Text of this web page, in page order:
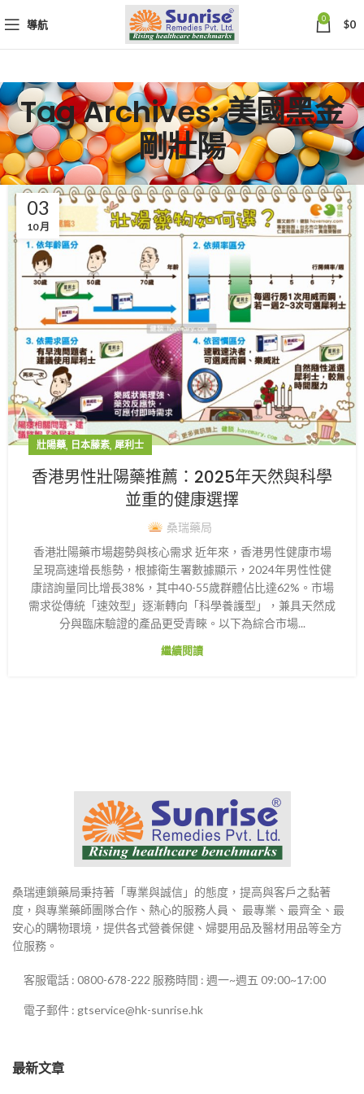
導航 0 $0
Tag Archives: 美國黑金
剛壯陽
03
10 月
壯陽藥, 日本藤素, 犀利士
香港男性壯陽藥推薦：2025年天然與科學
並重的健康選擇
桑瑞藥局
香港壯陽藥市場趨勢與核心需求 近年來，香港男性健康市場
呈現高速增長態勢，根據衛生署數據顯示，2024年男性性健
康諮詢量同比增長38%，其中40-55歲群體佔比達62%。市場
需求從傳統「速效型」逐漸轉向「科學養護型」，兼具天然成
分與臨床驗證的產品更受青睞。以下為綜合市場...
繼續閱讀
桑瑞連鎖藥局秉持著「專業與誠信」的態度，提高與客戶之黏著
度，與專業藥師團隊合作、熱心的服務人員、 最專業、最齊全、最
安心的購物環境，提供各式營養保健、婦嬰用品及醫材用品等全方
位服務。
客服電話 : 0800-678-222 服務時間 : 週一~週五 09:00~17:00
電子郵件 : gtservice@hk-sunrise.hk
最新文章